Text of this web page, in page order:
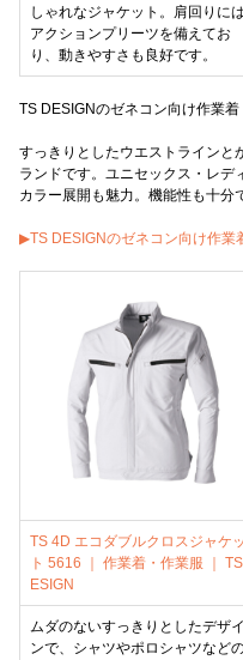
しゃれなジャケット。肩回りには
アクションプリーツを備えてお
り、動きやすさも良好です。
TS DESIGNのゼネコン向け作業着
すっきりとしたウエストラインと
ランドです。ユニセックス・レデ
カラー展開も魅力。機能性も十分
▶TS DESIGNのゼネコン向け作業
TS 4D エコダブルクロスジャケッ
ト 5616 ｜ 作業着・作業服 ｜
ESIGN
ムダのないすっきりとしたデザイ
ンで、シャツやポロシャツなど